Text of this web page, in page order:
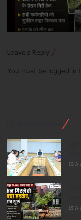
Leave a Reply
You must be logged in